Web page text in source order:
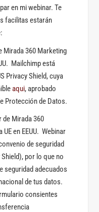
en mi webinar. Te
facilitas estarán
Mirada 360 Marketing
Mailchimp está
Privacy Shield, cuya
aqui, aprobado
Protección de Datos.
de Mirada 360
en EEUU. Webinar
de seguridad
Shield), por lo que no
seguridad adecuados
de tus datos.
consientes